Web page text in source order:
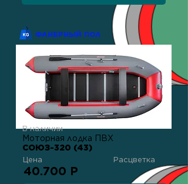
ФАНЕРНЫЙ ПОЛ
В наличии
Моторная лодка ПВХ
СОЮЗ-320 (43)
Цена Расцветка
40.700 Р